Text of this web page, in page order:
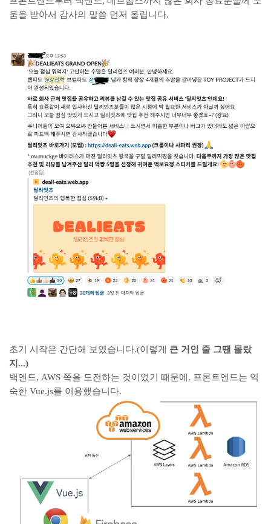
움을 받아서 감사의 말씀 먼저 올립니다.
초기 시작은 간단해 보였습니다.(이렇게
큰 거인 줄 그땐 몰랐
지...)
백엔드, AWS 쪽을 도전하는 것이었기 때문에, 프론트엔드는 익
숙한 Vue.js를 이용했습니다.